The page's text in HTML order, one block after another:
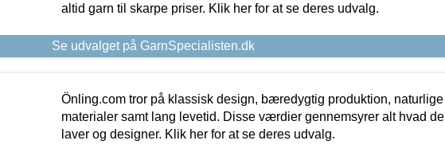
altid garn til skarpe priser. Klik her for at se deres udvalg.
Se udvalget på GarnSpecialisten.dk
Önling.com tror på klassisk design, bæredygtig produktion, naturlige
materialer samt lang levetid. Disse værdier gennemsyrer alt hvad de
laver og designer. Klik her for at se deres udvalg.